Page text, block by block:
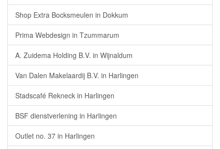
Shop Extra Bocksmeulen in Dokkum
Prima Webdesign in Tzummarum
A. Zuidema Holding B.V. in Wijnaldum
Van Dalen Makelaardij B.V. in Harlingen
Stadscafé Rekneck in Harlingen
BSF dienstverlening in Harlingen
Outlet no. 37 in Harlingen